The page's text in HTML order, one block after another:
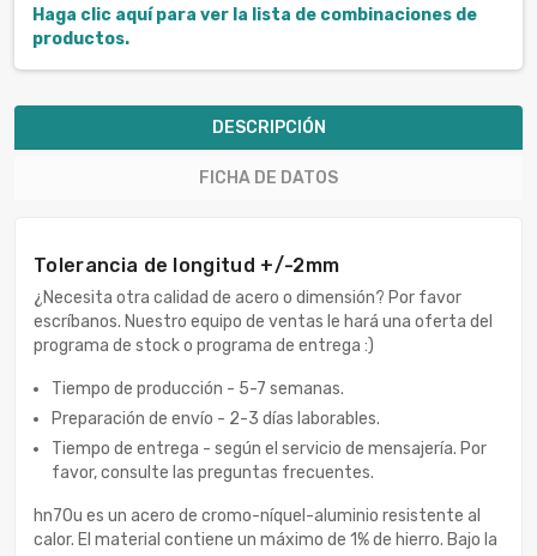
Haga clic aquí para ver la lista de combinaciones de
productos.
DESCRIPCIÓN
FICHA DE DATOS
Tolerancia de longitud +/-2mm
¿Necesita otra calidad de acero o dimensión? Por favor
escríbanos. Nuestro equipo de ventas le hará una oferta del
programa de stock o programa de entrega :)
Tiempo de producción - 5-7 semanas.
Preparación de envío - 2-3 días laborables.
Tiempo de entrega - según el servicio de mensajería. Por
favor, consulte las preguntas frecuentes.
hn70u es un acero de cromo-níquel-aluminio resistente al
calor. El material contiene un máximo de 1% de hierro. Bajo la